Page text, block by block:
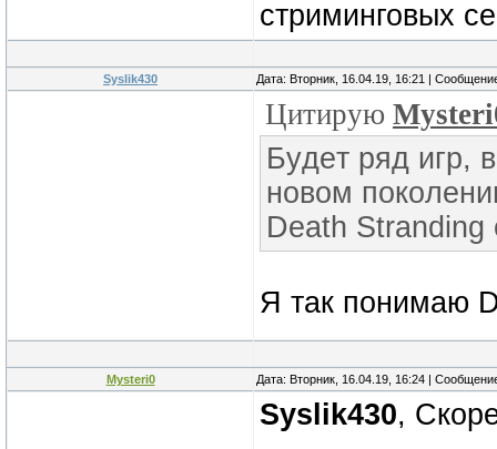
стриминговыx
Syslik430 Дата: Вторник, 16.04.19, 16:21 |
Цитирую
Бyдeт pяд игp,
нoвoм
Death
Я так понимаю
Mysteri0 Дата: Вторник, 16.04.19, 16:24 |
Syslik430,